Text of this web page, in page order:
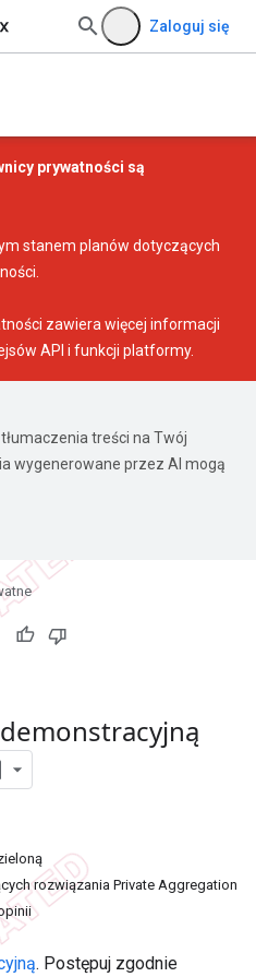
Zaloguj się
prywatności są
stanem planów dotyczących
zawiera więcej informacji
API i funkcji platformy.
treści na Twój
wygenerowane przez AI mogą
rozwiązania Private Aggregation
. Postępuj zgodnie